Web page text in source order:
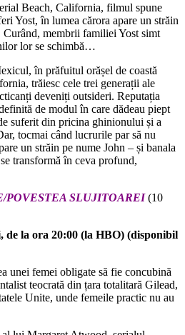
Beach, California, filmul spune
Yost, în lumea cărora apare un străin
Curând, membrii familiei Yost simt
lor se schimbă…
în prăfuitul orășel de coastă
trăiesc cele trei generații ale
deveniți outsideri. Reputația
de modul în care dădeau piept
suferit din pricina ghinionului și a
tocmai când lucrurile par să nu
un străin pe nume John – și banala
transformă în ceva profund,
POVESTEA SLUJITOAREI (10
de la ora 20:00 (la HBO) (disponibil
unei femei obligate să fie concubină
teocrată din țara totalitară Gilead,
Unite, unde femeile practic nu au